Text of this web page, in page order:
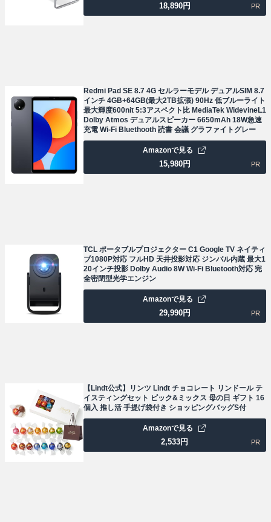
18,890円 PR
Redmi Pad SE 8.7 4G セルラーモデル デュアルSIM 8.7
インチ 4GB+64GB(最大2TB拡張) 90Hz 低ブルーライト
最大輝度600nit 5:3アスペクト比 MediaTek WidevineL1
Dolby Atmos デュアルスピーカー 6650mAh 18W急速
充電 Wi-Fi Bluethooth 読書 会議 グラファイトグレー
15,980円
Amazonで見る
PR
TCL ポータブルプロジェクター C1 Google TV ネイティ
ブ1080P対応 フルHD 天井投影対応 ジンバル内蔵 最大1
20インチ投影 Dolby Audio 8W Wi-Fi Bluetooth対応 完
全密閉型光学エンジン
29,990円
Amazonで見る
PR
【Lindt公式】リンツ Lindt チョコレート リンドール テ
イスティングセット ピック&ミックス 母の日 ギフト 16
個入 推し活 手提げ袋付き ショッピングバッグS付
2,533円
Amazonで見る
PR